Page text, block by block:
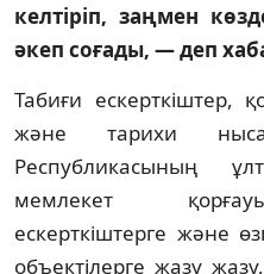
келтіріп, заңмен
әкеп соғады, — деп
Табиғи ескерткіштер,
және тарихи
Республикасының
мемлекет
ескерткіштерге және
объектілерге жазу